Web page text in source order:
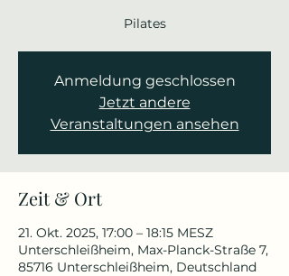
Pilates
Anmeldung geschlossen
Jetzt andere
Veranstaltungen ansehen
Zeit & Ort
21. Okt. 2025, 17:00 – 18:15 MESZ
Unterschleißheim, Max-Planck-Straße 7,
85716 Unterschleißheim, Deutschland